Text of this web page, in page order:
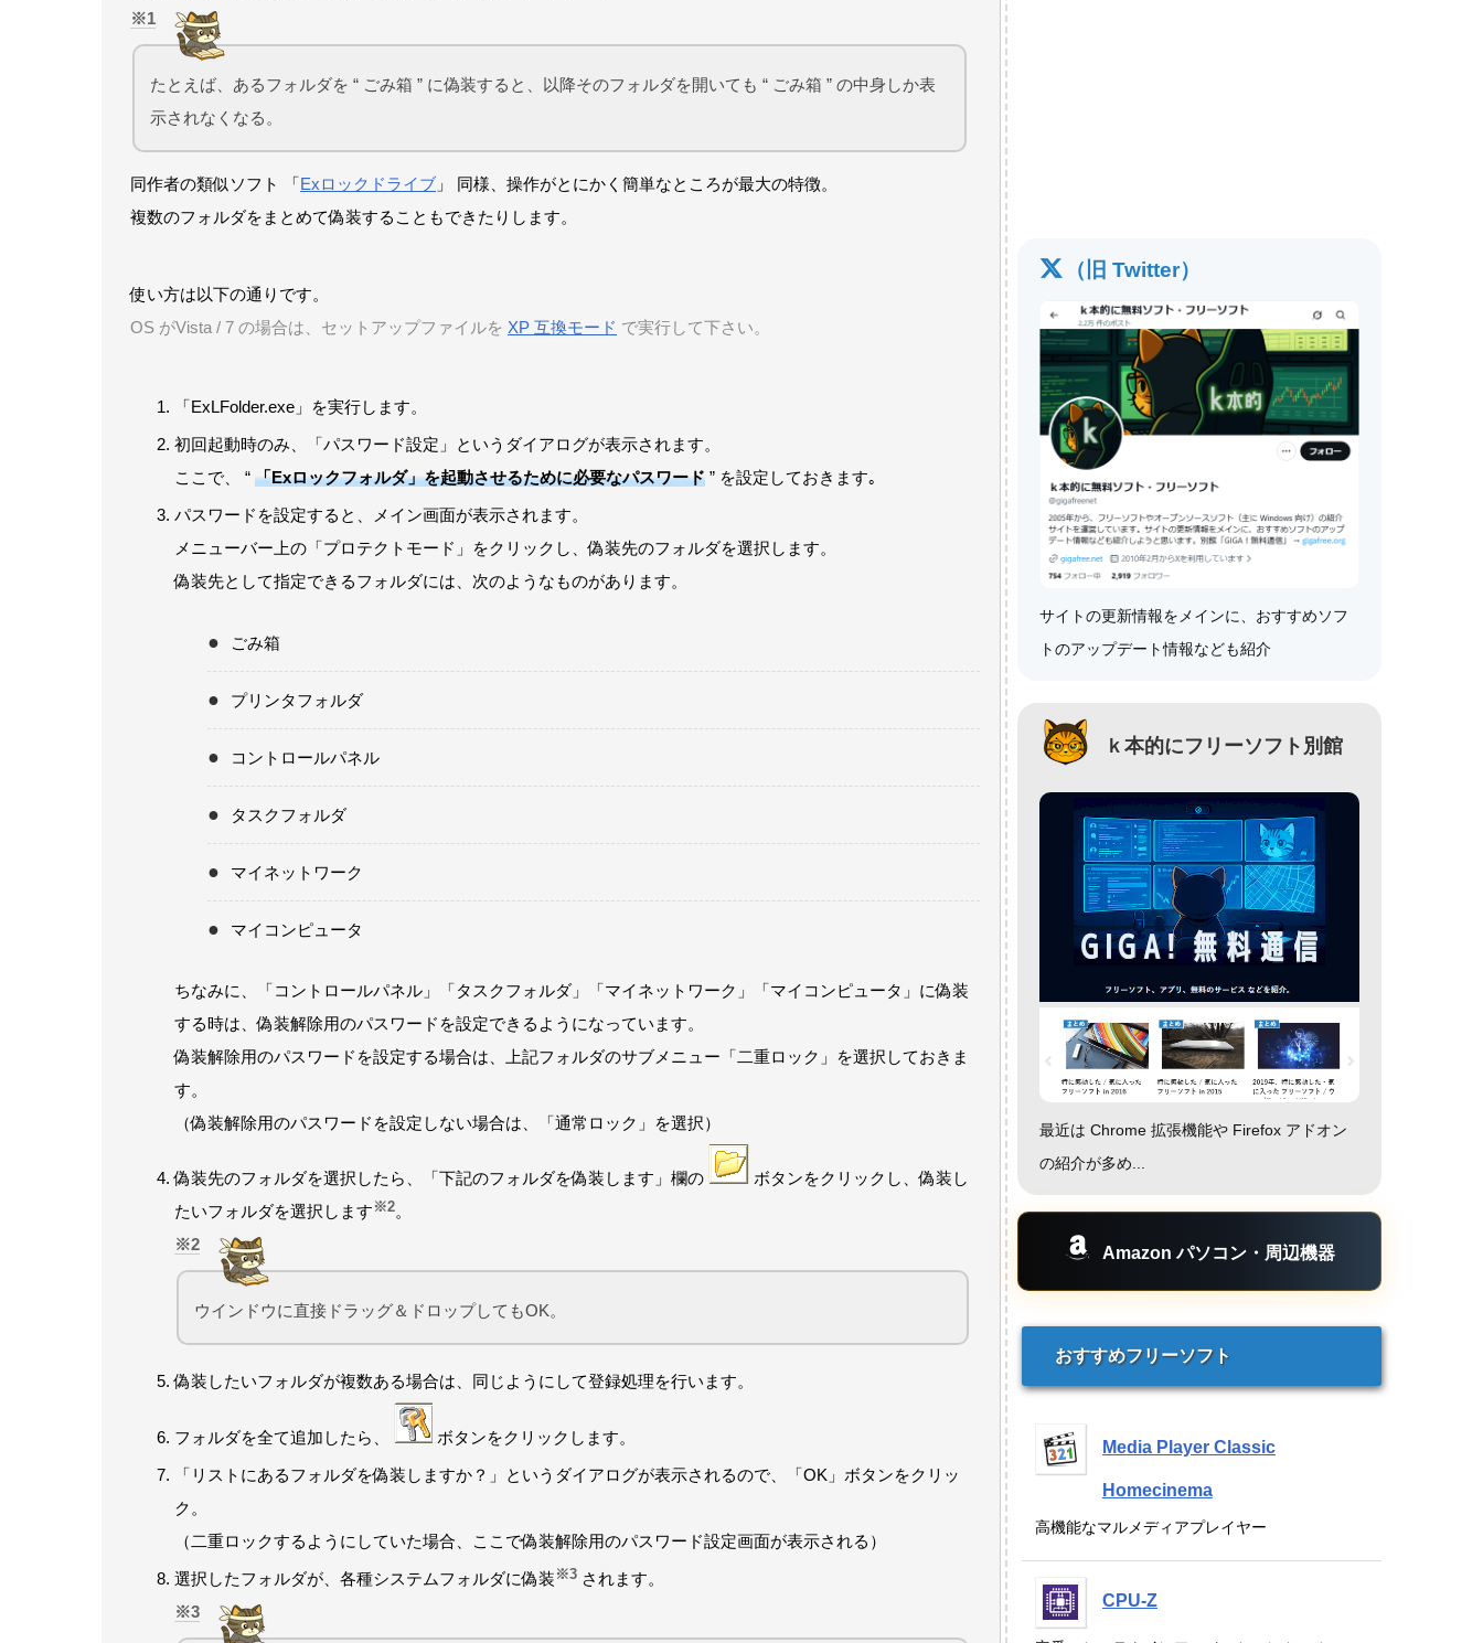
1
たとえば、あるフォルダを “ ごみ箱 ” に偽装すると、以降そのフォルダを開いても “ ごみ箱 ” の中身しか表
示されなくなる。
同作者の類似ソフト 「Exロックドライブ 」 同様、操作がとにかく簡単なところが最大の特徴。
複数のフォルダをまとめて偽装することもできたりします。
使い方は以下の通りです。
OS がVista / 7 の場合は、セットアップファイルを XP 互換モード で実行して下さい。
「ExLFolder.exe」を実行します。
初回起動時のみ、「パスワード設定」というダイアログが表示されます。
ここで、 “ 「Exロックフォルダ」を起動させるために必要なパスワード ” を設定しておきます｡
パスワードを設定すると、メイン画面が表示されます。
メニューバー上の「プロテクトモード」をクリックし、偽装先のフォルダを選択します。
偽装先として指定できるフォルダには、次のようなものがあります。
ごみ箱
プリンタフォルダ
コントロールパネル
タスクフォルダ
マイネットワーク
マイコンピュータ
ちなみに、「コントロールパネル」「タスクフォルダ」「マイネットワーク」「マイコンピュータ」に偽装
する時は、偽装解除用のパスワードを設定できるようになっています。
偽装解除用のパスワードを設定する場合は、上記フォルダのサブメニュー「二重ロック」を選択しておきま
す。
（偽装解除用のパスワードを設定しない場合は、「通常ロック」を選択）
偽装先のフォルダを選択したら、「下記のフォルダを偽装します」欄の
ボタンをクリックし、偽装し
たいフォルダを選択します ※2。
2
ウインドウに直接ドラッグ＆ドロップしてもOK。
偽装したいフォルダが複数ある場合は、同じようにして登録処理を行います。
フォルダを全て追加したら、
ボタンをクリックします。
「リストにあるフォルダを偽装しますか？」というダイアログが表示されるので、「OK」ボタンをクリッ
ク。
（二重ロックするようにしていた場合、ここで偽装解除用のパスワード設定画面が表示される）
選択したフォルダが、各種システムフォルダに偽装 ※3 されます。
3
（旧 Twitter）
サイトの更新情報をメインに、おすすめソフ
トのアップデート情報なども紹介
ｋ本的にフリーソフト別館
最近は Chrome 拡張機能や Firefox アドオン
の紹介が多め...
Amazon パソコン・周辺機器
おすすめフリーソフト
Media Player Classic
Homecinema
高機能なマルメディアプレイヤー
CPU-Z